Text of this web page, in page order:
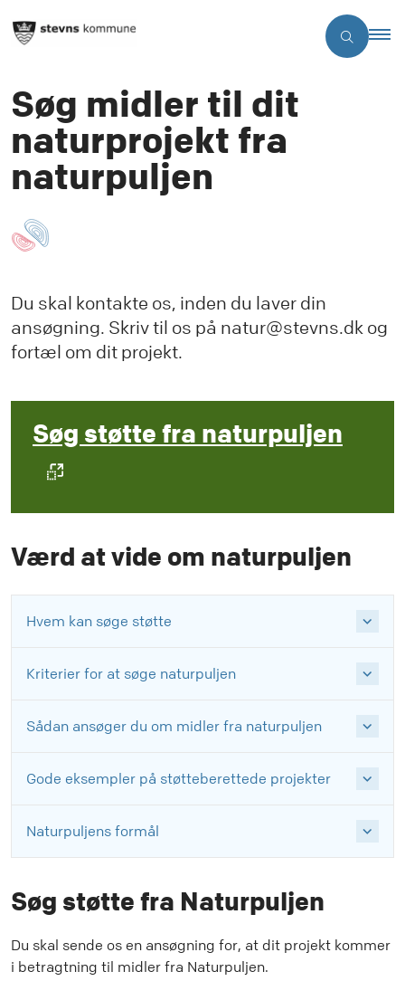
Søg midler til dit
naturprojekt fra
naturpuljen
Du skal kontakte os, inden du laver din
ansøgning. Skriv til os på natur@stevns.dk og
fortæl om dit projekt.
Søg støtte fra naturpuljen
Værd at vide om naturpuljen
Hvem kan søge støtte
Kriterier for at søge naturpuljen
Sådan ansøger du om midler fra naturpuljen
Gode eksempler på støtteberettede projekter
Naturpuljens formål
Søg støtte fra Naturpuljen
Du skal sende os en ansøgning for, at dit projekt kommer
i betragtning til midler fra Naturpuljen.